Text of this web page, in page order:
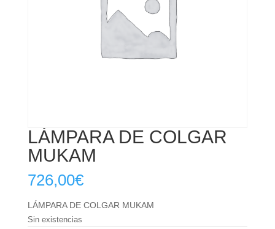
LÁMPARA DE COLGAR
MUKAM
726,00€
LÁMPARA DE COLGAR MUKAM
Sin existencias